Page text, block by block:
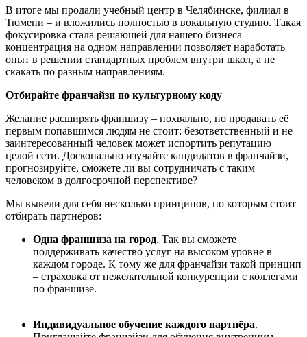
В итоге мы продали учебный центр в Челябинске, филиал в
Тюмени – и вложились полностью в вокальную студию. Такая
фокусировка стала решающей для нашего бизнеса –
концентрация на одном направлении позволяет наработать
опыт в решении стандартных проблем внутри школ, а не
скакать по разным направлениям.
Отбирайте франчайзи по культурному коду
Желание расширять франшизу – похвально, но продавать её
первым попавшимся людям не стоит: безответственный и не
заинтересованный человек может испортить репутацию
целой сети. Досконально изучайте кандидатов в франчайзи,
прогнозируйте, сможете ли вы сотрудничать с таким
человеком в долгосрочной перспективе?
Мы вывели для себя несколько принципов, по которым стоит
отбирать партнёров:
Одна франшиза на город. Так вы сможете
поддерживать качество услуг на высоком уровне в
каждом городе. К тому же для франчайзи такой принцип
– страховка от нежелательной конкуренции с коллегами
по франшизе.
Индивидуальное обучение каждого партнёра.